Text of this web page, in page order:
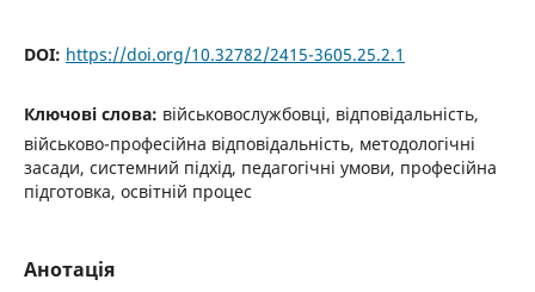
DOI: https://doi.org/10.32782/2415-3605.25.2.1
Ключові слова: військовослужбовці, відповідальність,
військово-професійна відповідальність, методологічні
засади, системний підхід, педагогічні умови, професійна
підготовка, освітній процес
Анотація